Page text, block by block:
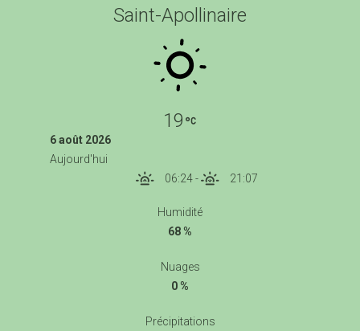
Saint-Apollinaire
19
6 août 2026
Aujourd'hui
06:24- 21:07
Humidité
68 %
Nuages
0 %
Précipitations